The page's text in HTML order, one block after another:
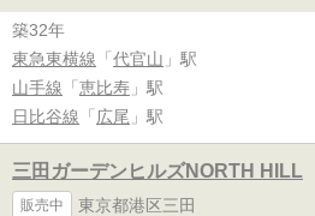
築32年
東急東横線 「 代官山 」駅
山手線 「 恵比寿 」駅
日比谷線 「 広尾 」駅
三田ガーデンヒルズNORTH HILL
販売中 東京都港区三田